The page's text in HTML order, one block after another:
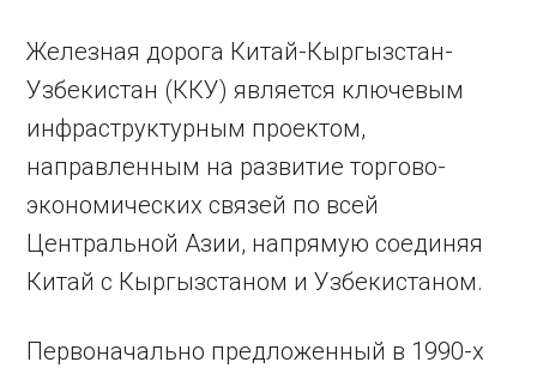
Железная дорога Китай-Кыргызстан-
Узбекистан (ККУ) является ключевым
инфраструктурным проектом,
направленным на развитие торгово-
экономических связей по всей
Центральной Азии, напрямую соединяя
Китай с Кыргызстаном и Узбекистаном.
Первоначально предложенный в 1990-х